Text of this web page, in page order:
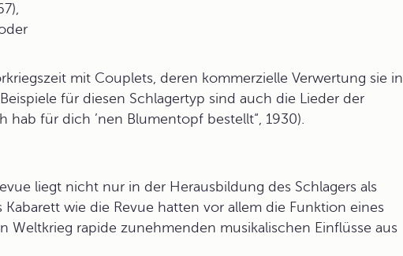
mit Couplets, deren kommerzielle Verwertung sie in
für diesen Schlagertyp sind auch die Lieder der
hab für dich ’nen Blumentopf bestellt“, 1930).
liegt nicht nur in der Herausbildung des Schlagers als
wie die Revue hatten vor allem die Funktion eines
Weltkrieg rapide zunehmenden musikalischen Einflüsse aus